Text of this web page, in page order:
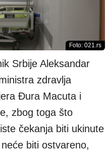
Foto: 021.rs
Srbije Aleksandar
zdravlja
Đura Macuta i
zbog toga što
čekanja biti ukinute
biti ostvareno,